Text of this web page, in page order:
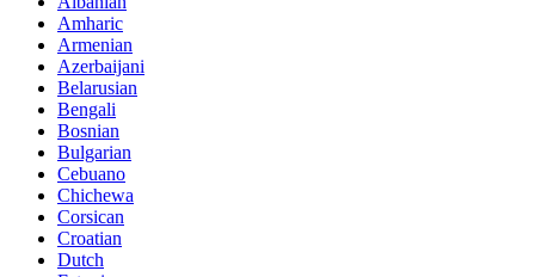
Amharic
Armenian
Azerbaijani
Belarusian
Bengali
Bosnian
Bulgarian
Cebuano
Chichewa
Corsican
Croatian
Dutch